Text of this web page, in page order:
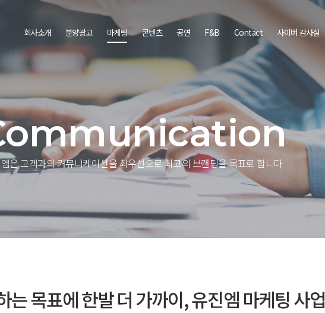
회사소개 분양광고 마케팅 콘텐츠 공연 F&B Contact 사이버 감사실
은 고객과의 커뮤니케이션을 최우선으로 최고의 브랜딩을 목표로 합니다
는 목표에 한발 더 가까이, 유진엠 마케팅 사업